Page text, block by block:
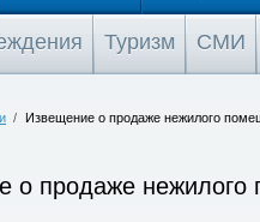
Туризм СМИ
/ Извещение о продаже нежилого
о продаже нежилого